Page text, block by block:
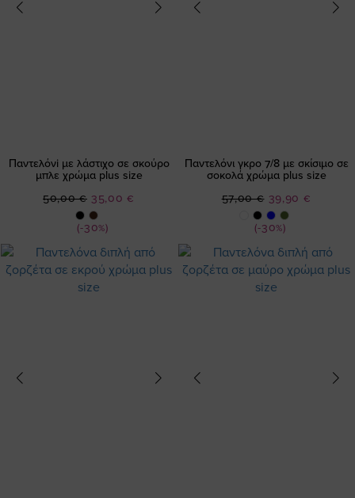
Παντελόνi με λάστιχο σε σκούρο
μπλε χρώμα plus size
(-30%)
Ειδική
Τιμή
35,00 €
50,00 €
Παντελόνι γκρο 7/8 με σκίσιμο σε
σοκολά χρώμα plus size
(-30%)
Ειδική
Τιμή
39,90 €
57,00 €